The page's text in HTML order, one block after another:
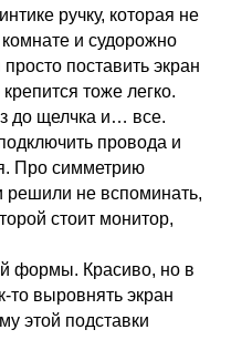
ручку, которая не
и судорожно
поставить экран
тоже легко.
до щелчка и… все.
провода и
Про симметрию
решили не вспоминать,
стоит монитор,
формы. Красиво, но в
то выровнять экран
этой подставки